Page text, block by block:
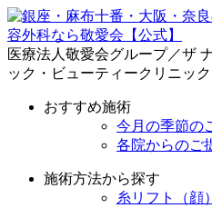
医療法人敬愛会グループ／ザ
ック・ビューティークリニッ
おすすめ施術
今月の季節の
各院からのご
施術方法から探す
糸リフト（顔）